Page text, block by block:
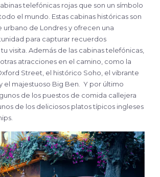
telefónicas rojas que son un símbolo
el mundo. Estas cabinas históricas son
urbano de Londres y ofrecen una
para capturar recuerdos
visita. Además de las cabinas telefónicas,
atracciones en el camino, como la
Street, el histórico Soho, el vibrante
el majestuoso Big Ben. Y por último
de los puestos de comida callejera
de los deliciosos platos típicos ingleses